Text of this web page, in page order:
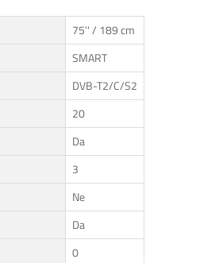
75'' / 189 cm
SMART
DVB-T2/C/S2
20
Da
3
Ne
Da
0